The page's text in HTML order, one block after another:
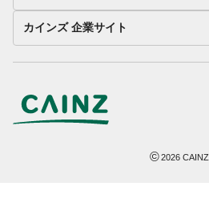
カインズ 企業サイト
©2026 CAINZ